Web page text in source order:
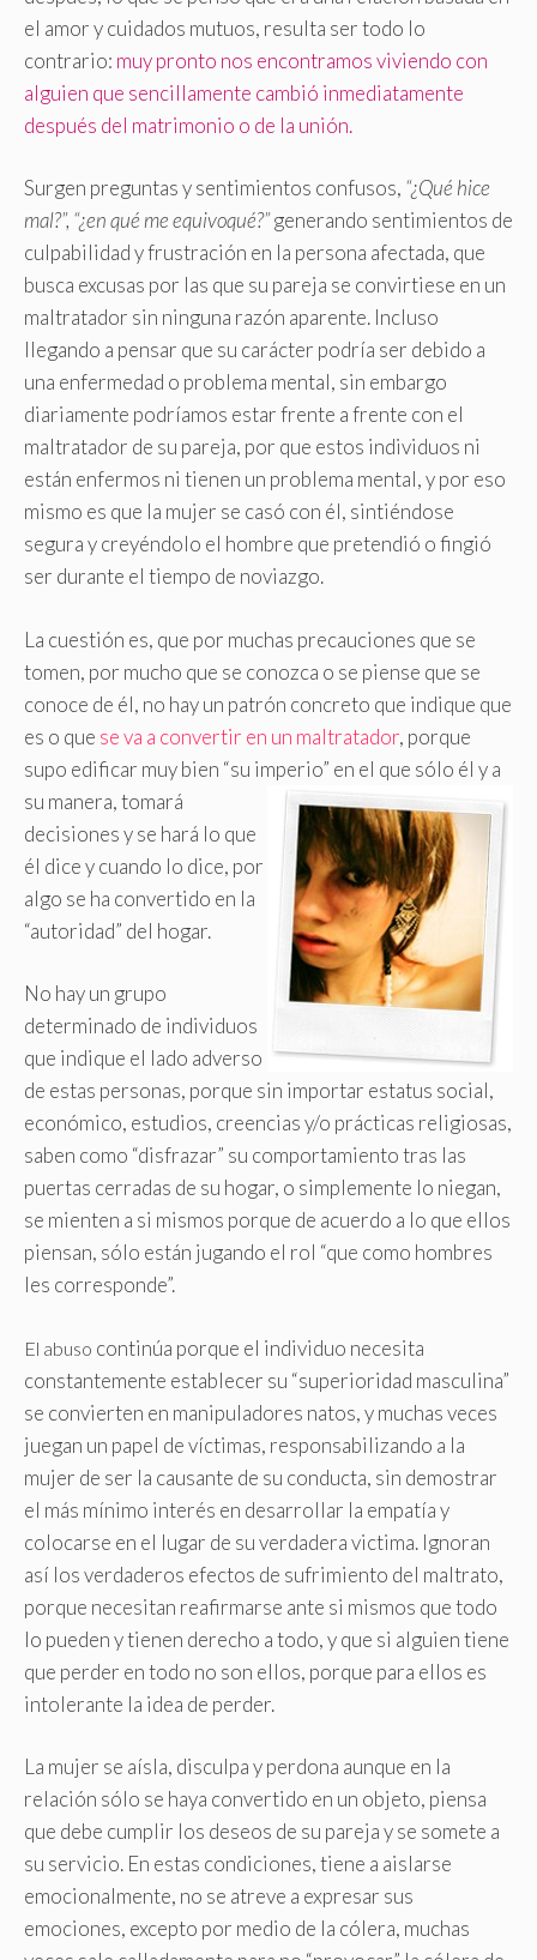
el amor y cuidados mutuos, resulta ser todo lo
contrario: muy pronto nos encontramos viviendo con
alguien que sencillamente cambió inmediatamente
después del matrimonio o de la unión.
Surgen preguntas y sentimientos confusos, “¿Qué hice
mal?”, “¿en qué me equivoqué?”generando sentimientos de
culpabilidad y frustración en la persona afectada, que
busca excusas por las que su pareja se convirtiese en un
maltratador sin ninguna razón aparente. Incluso
llegando a pensar que su carácter podría ser debido a
una enfermedad o problema mental, sin embargo
diariamente podríamos estar frente a frente con el
maltratador de su pareja, por que estos individuos ni
están enfermos ni tienen un problema mental, y por eso
mismo es que la mujer se casó con él, sintiéndose
segura y creyéndolo el hombre que pretendió o fingió
ser durante el tiempo de noviazgo.
La cuestión es, que por muchas precauciones que se
tomen, por mucho que se conozca o se piense que se
conoce de él, no hay un patrón concreto que indique que
es o que se va a convertir en un maltratador, porque
supo edificar muy bien “su imperio” en el que sólo él y a
su manera, tomará
decisiones y se hará lo que
él dice y cuando lo dice, por
algo se ha convertido en la
“autoridad” del hogar.
No hay un grupo
determinado de individuos
que indique el lado adverso
de estas personas, porque sin importar estatus social,
económico, estudios, creencias y/o prácticas religiosas,
saben como “disfrazar” su comportamiento tras las
puertas cerradas de su hogar, o simplemente lo niegan,
se mienten a si mismos porque de acuerdo a lo que ellos
piensan, sólo están jugando el rol “que como hombres
les corresponde”.
El abuso continúa porque el individuo necesita
constantemente establecer su “superioridad masculina”
se convierten en manipuladores natos, y muchas veces
juegan un papel de víctimas, responsabilizando a la
mujer de ser la causante de su conducta, sin demostrar
el más mínimo interés en desarrollar la empatía y
colocarse en el lugar de su verdadera victima. Ignoran
así los verdaderos efectos de sufrimiento del maltrato,
porque necesitan reafirmarse ante si mismos que todo
lo pueden y tienen derecho a todo, y que si alguien tiene
que perder en todo no son ellos, porque para ellos es
intolerante la idea de perder.
La mujer se aísla, disculpa y perdona aunque en la
relación sólo se haya convertido en un objeto, piensa
que debe cumplir los deseos de su pareja y se somete a
su servicio. En estas condiciones, tiene a aislarse
emocionalmente, no se atreve a expresar sus
emociones, excepto por medio de la cólera, muchas